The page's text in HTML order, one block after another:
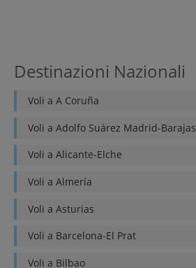
Destinazioni Nazionali
Voli a A Coruña
Voli a Adolfo Suárez Madrid-Barajas
Voli a Alicante-Elche
Voli a Almería
Voli a Asturias
Voli a Barcelona-El Prat
Voli a Bilbao